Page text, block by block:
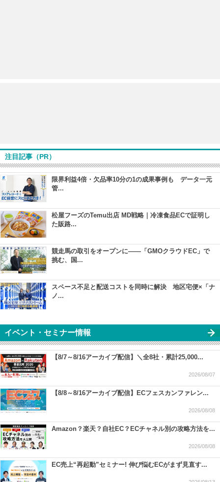
注目記事（PR）
限界利益4倍・欠品率10分の1の成果事例も データ一元
管...
松屋フーズのTemu出店 MD戦略｜冷凍食品ECで証明し
た販路...
競走馬の取引をオープンに――「GMOクラウドEC」で
挑む、国...
スペース不足と配送コストを同時に解決 地区宅便×「ナ
ノ...
イベント・セミナー情報
【8/7～8/16アーカイブ配信】＼全8社・累計25,000...
2026/08/07
【8/8～8/16アーカイブ配信】ECフェスカンファレン...
2026/08/08
Amazon？楽天？自社EC？ECチャネル別の攻略方法を...
2026/08/08
EC売上“再起動”セミナー! 伸び悩むECがまず見直す...